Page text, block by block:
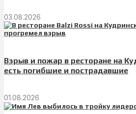
03.08.2026
Взрыв и пожар в ресторане на
есть погибшие и пострадавшие
01.08.2026